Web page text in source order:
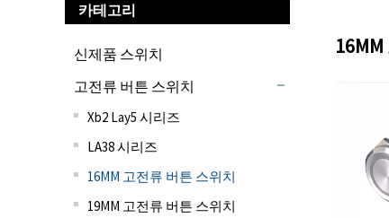
카테고리
신제품 스위치
고전류 버튼 스위치
Xb2 Lay5 시리즈
LA38 시리즈
16MM 고전류 버튼 스위치
19MM 고전류 버튼 스위치